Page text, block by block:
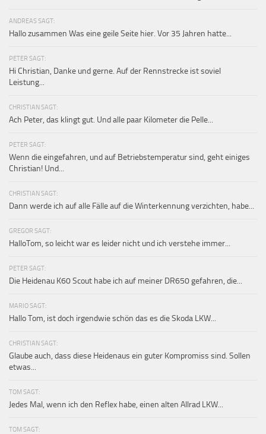
ANDREAS SAGT:
Hallo zusammen Was eine geile Seite hier. Vor 35 Jahren hatte...
PETER SAGT:
Hi Christian, Danke und gerne. Auf der Rennstrecke ist soviel
Leistung...
CHRISTIAN SAGT:
Ach Peter, das klingt gut. Und alle paar Kilometer die Pelle...
PETER SAGT:
Wenn die eingefahren, und auf Betriebstemperatur sind, geht einiges
Christian! Und...
CHRISTIAN SAGT:
Dann werde ich auf alle Fälle auf die Winterkennung verzichten, habe...
GREGOR SAGT:
HalloTom, so leicht war es leider nicht und ich verstehe immer...
PETER SAGT:
Die Heidenau K60 Scout habe ich auf meiner DR650 gefahren, die...
MARIO SAGT:
Hallo Tom, ist doch irgendwie schön das es die Skoda LKW...
CHRISTIAN SAGT:
Glaube auch, dass diese Heidenaus ein guter Kompromiss sind. Sollen
etwas...
TOM SAGT:
Jedes Mal, wenn ich den Reflex habe, einen alten Allrad LKW...
TOM SAGT: